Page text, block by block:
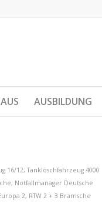
AUSBILDUNG
16/12,Tanklöschfahrzeug 4000
, Notfallmanager Deutsche
2, RTW 2 + 3 Bramsche